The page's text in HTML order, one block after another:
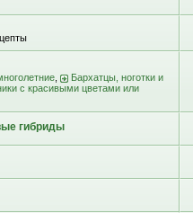
Бархатцы, ноготки и
с красивыми цветами или
гибриды